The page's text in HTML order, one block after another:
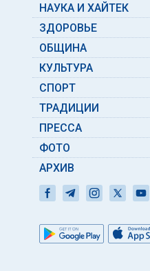
НАУКА И ХАЙТЕК
ЗДОРОВЬЕ
ОБЩИНА
КУЛЬТУРА
СПОРТ
ТРАДИЦИИ
ПРЕССА
ФОТО
АРХИВ